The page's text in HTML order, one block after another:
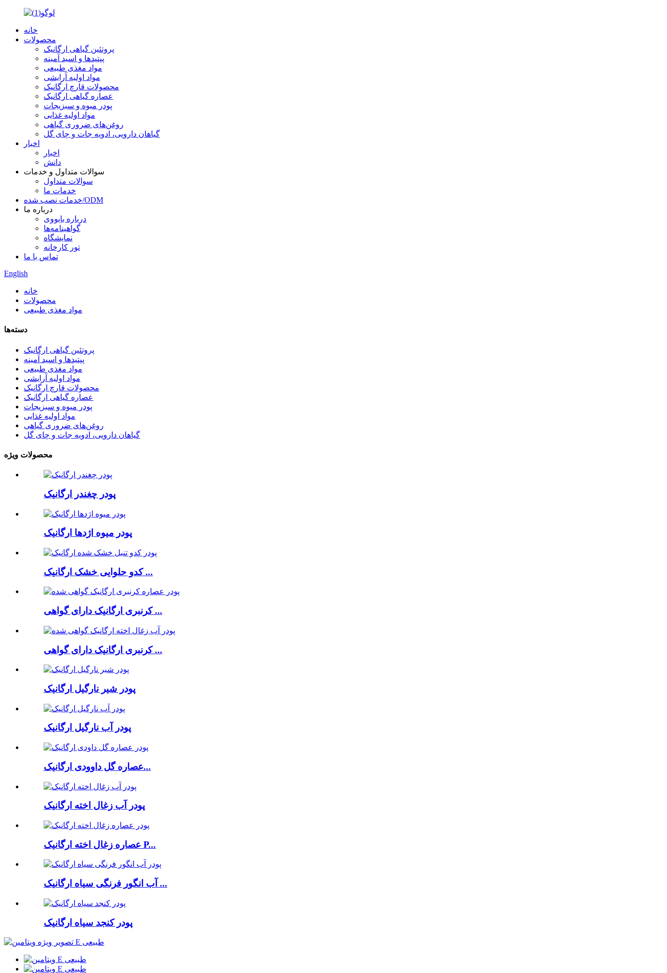
خانه
محصولات
پروتئین گیاهی ارگانیک
پپتیدها و اسید آمینه
مواد مغذی طبیعی
مواد اولیه آرایشی
محصولات قارچ ارگانیک
عصاره گیاهی ارگانیک
پودر میوه و سبزیجات
مواد اولیه غذایی
روغن‌های ضروری گیاهی
گیاهان دارویی، ادویه جات و چای گل
اخبار
اخبار
دانش
سوالات متداول و خدمات
سوالات متداول
خدمات ما
خدمات نصب شده/ODM
درباره ما
درباره بایووی
گواهینامه‌ها
نمایشگاه
تور کارخانه
تماس با ما
English
خانه
محصولات
مواد مغذی طبیعی
دسته‌ها
پروتئین گیاهی ارگانیک
پپتیدها و اسید آمینه
مواد مغذی طبیعی
مواد اولیه آرایشی
محصولات قارچ ارگانیک
عصاره گیاهی ارگانیک
پودر میوه و سبزیجات
مواد اولیه غذایی
روغن‌های ضروری گیاهی
گیاهان دارویی، ادویه جات و چای گل
محصولات ویژه
پودر چغندر ارگانیک
پودر میوه اژدها ارگانیک
کدو حلوایی خشک ارگانیک ...
کرنبری ارگانیک دارای گواهی ...
کرنبری ارگانیک دارای گواهی ...
پودر شیر نارگیل ارگانیک
پودر آب نارگیل ارگانیک
عصاره گل داوودی ارگانیک...
پودر آب زغال اخته ارگانیک
عصاره زغال اخته ارگانیک P...
آب انگور فرنگی سیاه ارگانیک ...
پودر کنجد سیاه ارگانیک